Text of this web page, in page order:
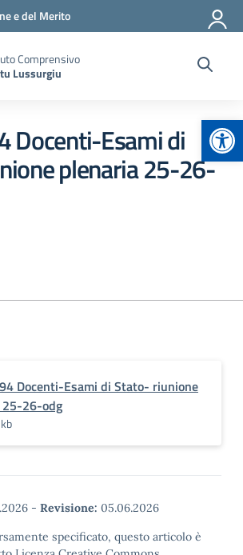
e del Merito
Comprensivo
Lussurgiu
Docenti-Esami di
plenaria 25-26-
Docenti-Esami di Stato- riunione
26-odg
- Revisione: 05.06.2026
specificato, questo articolo è